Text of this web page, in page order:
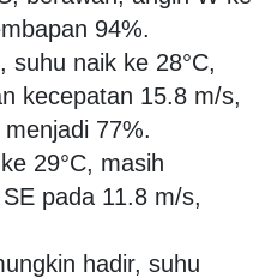
94%.
suhu naik ke 28°C,
kecepatan 15.8 m/s,
77%.
29°C, masih
pada 11.8 m/s,
hadir, suhu